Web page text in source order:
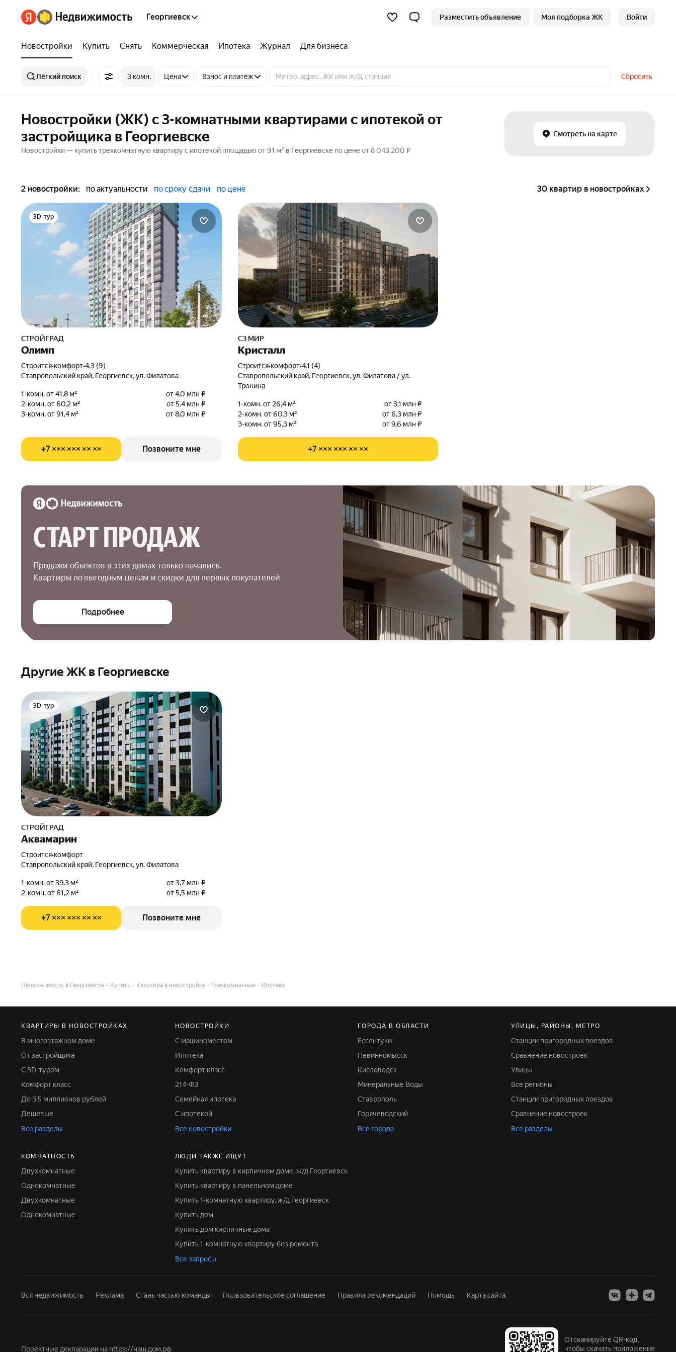
Георгиевск Разместить объявление Моя подборка ЖК Войти
Новостройки Купить Снять Коммерческая Ипотека Журнал Для бизнеса
Лёгкий поиск 3 комн. Цена Взнос и платёж Сбросить
Новостройки (ЖК) с 3-комнатными квартирами с ипотекой от
застройщика в Георгиевске
Новостройки — купить трехкомнатную квартиру с ипотекой площадью от 91 м² в Георгиевске по цене от 8 043 200 ₽
Смотреть на карте
2 новостройки: по актуальности по сроку сдачи по цене 30 квартир в новостройках
3D-тур
СТРОЙГРАД
Олимп
Строится•комфорт•4.3 (9)
Ставропольский край, Георгиевск, ул. Филатова
1-комн. от 41,8 м²
от 4,0 млн ₽
2-комн. от 60,2 м²
от 5,4 млн ₽
3-комн. от 91,4 м²
от 8,0 млн ₽
+7 ××× ××× ×× ×× Позвоните мне
СЗ МИР
Кристалл
Строится•комфорт•4.1 (4)
Ставропольский край, Георгиевск, ул. Филатова / ул.
Тронина
1-комн. от 26,4 м²
от 3,1 млн ₽
2-комн. от 60,3 м²
от 6,3 млн ₽
3-комн. от 95,3 м²
от 9,6 млн ₽
+7 ××× ××× ×× ××
СТАРТ ПРОДАЖ
Продажи объектов в этих домах только начались.
Квартиры по выгодным ценам и скидки для первых покупателей
Подробнее
Другие ЖК в Георгиевске
3D-тур
СТРОЙГРАД
Аквамарин
Строится•комфорт
Ставропольский край, Георгиевск, ул. Филатова
1-комн. от 39,3 м²
от 3,7 млн ₽
2-комн. от 61,2 м²
от 5,5 млн ₽
+7 ××× ××× ×× ×× Позвоните мне
Недвижимость в Георгиевске Купить Квартира в новостройке Трехкомнатные Ипотека
КВАРТИРЫ В НОВОСТРОЙКАХ
В многоэтажном доме
От застройщика
С 3D-туром
Комфорт класс
До 3,5 миллионов рублей
Дешевые
Все разделы
НОВОСТРОЙКИ
С машиноместом
Ипотека
Комфорт класс
214-ФЗ
Семейная ипотека
С ипотекой
Все новостройки
ГОРОДА В ОБЛАСТИ
Ессентуки
Невинномысск
Кисловодск
Минеральные Воды
Ставрополь
Горячеводский
Все города
УЛИЦЫ, РАЙОНЫ, МЕТРО
Станции пригородных поездов
Сравнение новостроек
Улицы
Все регионы
Станции пригородных поездов
Сравнение новостроек
Все разделы
КОМНАТНОСТЬ
Двухкомнатные
Однокомнатные
Двухкомнатные
Однокомнатные
ЛЮДИ ТАКЖЕ ИЩУТ
Купить квартиру в кирпичном доме, ж/д Георгиевск
Купить квартиру в панельном доме
Купить 1-комнатную квартиру, ж/д Георгиевск
Купить дом
Купить дом кирпичные дома
Купить 1-комнатную квартиру без ремонта
Все запросы
Вся недвижимость Реклама Стань частью команды Пользовательское соглашение Правила рекомендаций Помощь Карта сайта
Проектные декларации на https://наш.дом.рф
Отсканируйте QR-код,
чтобы скачать приложение